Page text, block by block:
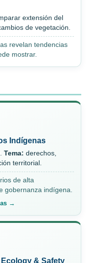
extensión del
de vegetación.
revelan tendencias
mostrar.
Indígenas
Tema: derechos,
territorial.
de alta
gobernanza indígena.
→
& Safety